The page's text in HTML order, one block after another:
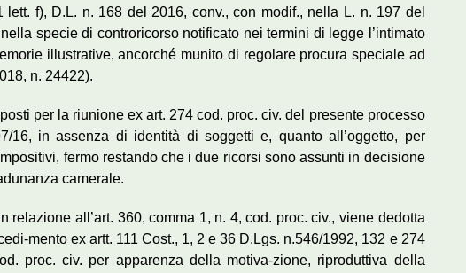
lett. f), D.L. n. 168 del 2016, conv., con modif., nella L. n. 197 del
specie di controricorso notificato nei termini di legge l’intimato
illustrative, ancorché munito di regolare procura speciale ad
n. 24422).
per la riunione ex art. 274 cod. proc. civ. del presente processo
16, in assenza di identità di soggetti e, quanto all’oggetto, per
fermo restando che i due ricorsi sono assunti in decisione
camerale.
relazione all’art. 360, comma 1, n. 4, cod. proc. civ., viene dedotta
mento ex artt. 111 Cost., 1, 2 e 36 D.Lgs. n.546/1992, 132 e 274
proc. civ. per apparenza della motiva-zione, riproduttiva della